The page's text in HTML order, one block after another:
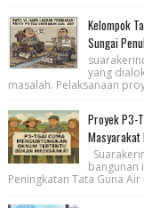
Kelompok
Sungai
yang
masalah. Pelaksanaan
Proyek P3-
Masyarakat
bangunan
Peningkatan Tata Guna Air